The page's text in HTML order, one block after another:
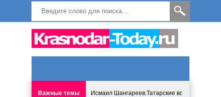
Важные темы Исмаил Шангареев.Татарские встречи на